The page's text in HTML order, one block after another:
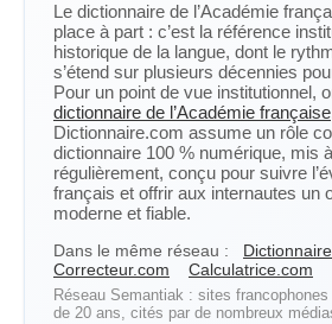
Le dictionnaire de l’Académie
place à part : c’est la référence
historique de la langue, dont le
s’étend sur plusieurs décennies
Pour un point de vue institutionnel,
dictionnaire de l’Académie française
Dictionnaire.com assume un rôle
dictionnaire 100 % numérique, mis
régulièrement, conçu pour suivre
français et offrir aux internautes un
moderne et fiable.
Dans le même réseau :
Correcteur.com
Calculatrice.com
Réseau Semantiak : sites
de 20 ans, cités par de nombreux